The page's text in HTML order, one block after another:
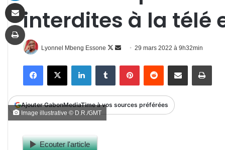
interdites à la télé
Lyonnel Mbeng Essone
Follow
Envoyer
courriel
29 mars 2022 à 9h32min
FacebookX LinkedinTumblr PinterestReddit Partager par email
Ajouter GabonMediaTime à vos sources préférées
Image illustrative © D.R./GMT
Ecouter l'article
Imprimer